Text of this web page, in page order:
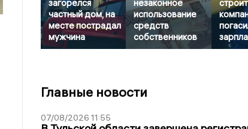
загорелся
частный дом, на
месте пострадал
мужчина
незаконное
использование
средств
собственников
Главные новости
07/08/2026 11:55